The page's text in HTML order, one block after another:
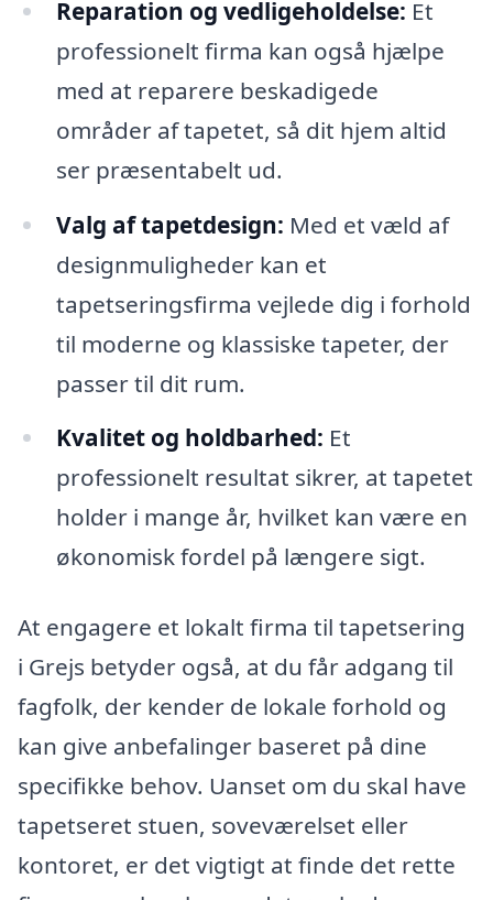
Reparation og vedligeholdelse: Et
professionelt firma kan også hjælpe
med at reparere beskadigede
områder af tapetet, så dit hjem altid
ser præsentabelt ud.
Valg af tapetdesign: Med et væld af
designmuligheder kan et
tapetseringsfirma vejlede dig i forhold
til moderne og klassiske tapeter, der
passer til dit rum.
Kvalitet og holdbarhed: Et
professionelt resultat sikrer, at tapetet
holder i mange år, hvilket kan være en
økonomisk fordel på længere sigt.
At engagere et lokalt firma til tapetsering
i Grejs betyder også, at du får adgang til
fagfolk, der kender de lokale forhold og
kan give anbefalinger baseret på dine
specifikke behov. Uanset om du skal have
tapetseret stuen, soveværelset eller
kontoret, er det vigtigt at finde det rette